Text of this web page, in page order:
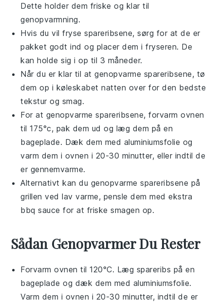
Dette holder dem friske og klar til
genopvarmning.
Hvis du vil frysespareribsene, sørg for at de er
pakket godt ind og placer dem i fryseren. De
kan holde sig i op til 3 måneder.
Når du er klar til at genopvarme spareribsene, tø
dem op i køleskabet natten over for den bedste
tekstur og smag.
For at genopvarmespareribsene, forvarm ovnen
til 175°c, pak dem ud og læg dem på en
bageplade. Dæk dem med aluminiumsfolie og
varm dem i ovnen i 20-30 minutter, eller indtil de
er gennemvarme.
Alternativt kan du genopvarmespareribsene på
grillen ved lav varme, pensle dem med ekstra
bbq sauce for at friske smagen op.
Sådan Genopvarmer Du Rester
Forvarm ovnen til 120°C. Læg spareribs på en
bageplade og dæk dem med aluminiumsfolie.
Varm dem i ovnen i 20-30 minutter, indtil de er